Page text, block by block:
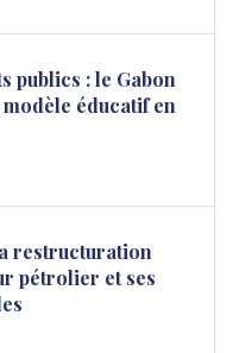
publics : le Gabon
modèle éducatif en
restructuration
pétrolier et ses